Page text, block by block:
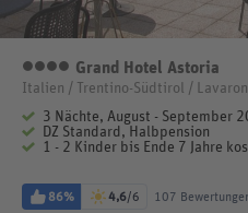
4 Sterne
Grand Hotel Astoria
Italien / Trentino-Südtirol /
3 Nächte, August - September
DZ Standard, Halbpension
1 - 2 Kinder bis Ende 7 Jahre
86% 4,6/6 107